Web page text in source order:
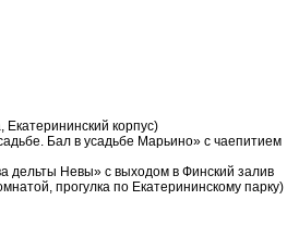
корпус)
Бал в усадьбе Марьино» с чаепитием
дельты Невы» с выходом в Финский залив
прогулка по Екатерининскому парку)